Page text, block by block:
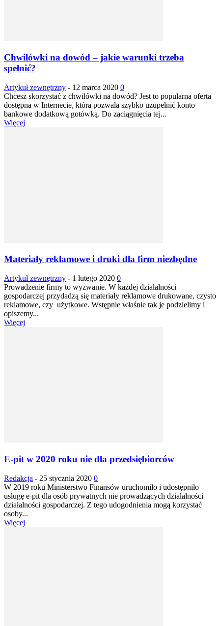
Chwilówki na dowód – jakie warunki trzeba
spełnić?
Artykuł zewnętrzny - 12 marca 2020 0
Chcesz skorzystać z chwilówki na dowód? Jest to popularna oferta
dostępna w Internecie, która pozwala szybko uzupełnić konto
bankowe dodatkową gotówką. Do zaciągnięcia tej...
Więcej
Materiały reklamowe i druki dla firm niezbędne
Artykuł zewnętrzny - 1 lutego 2020 0
Prowadzenie firmy to wyzwanie. W każdej działalności
gospodarczej przydadzą się materiały reklamowe drukowane, czysto
reklamowe, czy użytkowe. Wstępnie właśnie tak je podzielimy i
opiszemy...
Więcej
E-pit w 2020 roku nie dla przedsiębiorców
Redakcja - 25 stycznia 2020 0
W 2019 roku Ministerstwo Finansów uruchomiło i udostępniło
usługę e-pit dla osób prywatnych nie prowadzących działalności
działalności gospodarczej. Z tego udogodnienia mogą korzystać
osoby...
Więcej